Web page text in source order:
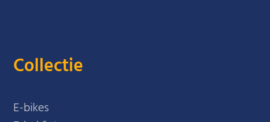
Collectie
E-bikes